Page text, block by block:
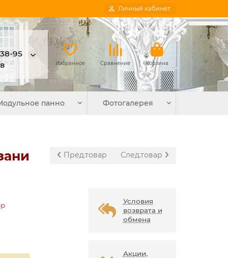
Личный кабинет
95
Избранное Сравнение Корзина
панно Фотогалерея
Пред.товар След.товар
Условия
возврата и
обмена
Акции,